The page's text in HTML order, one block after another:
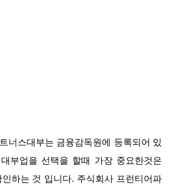
너스대부는 금융감독원에 등록되어 있
부업을 선택을 할때 가장 중요한것은
하는 것 입니다. 주식회사 프런티어파